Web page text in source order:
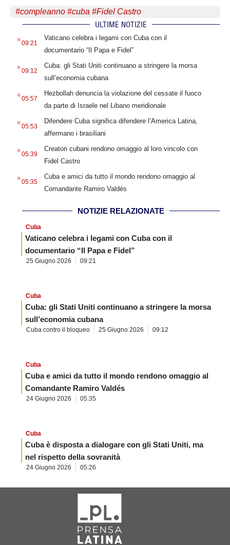
#compleanno #cuba #Fidel Castro
ULTIME NOTIZIE
.09:21
Vaticano celebra i legami con Cuba con il
documentario “Il Papa e Fidel”
.09:12
Cuba: gli Stati Uniti continuano a stringere la morsa
sull’economia cubana
.05:57
Hezbollah denuncia la violazione del cessate il fuoco
da parte di Israele nel Libano meridionale
.05:53
Difendere Cuba significa difendere l’America Latina,
affermano i brasiliani
.05:39
Creatori cubani rendono omaggio al loro vincolo con
Fidel Castro
.05:35
Cuba e amici da tutto il mondo rendono omaggio al
Comandante Ramiro Valdés
NOTIZIE RELAZIONATE
Cuba
Vaticano celebra i legami con Cuba con il
documentario “Il Papa e Fidel”
25 Giugno 2026 09:21
Cuba
Cuba: gli Stati Uniti continuano a stringere la morsa
sull’economia cubana
Cuba contro il bloqueo 25 Giugno 2026 09:12
Cuba
Cuba e amici da tutto il mondo rendono omaggio al
Comandante Ramiro Valdés
24 Giugno 2026 05:35
Cuba
Cuba è disposta a dialogare con gli Stati Uniti, ma
nel rispetto della sovranità
24 Giugno 2026 05:26